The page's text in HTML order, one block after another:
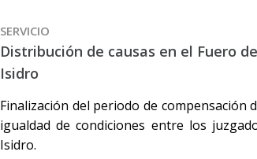
SERVICIO
Distribución de causas en el Fuero
Isidro
Finalización del periodo de compensación
igualdad de condiciones entre los
Isidro.